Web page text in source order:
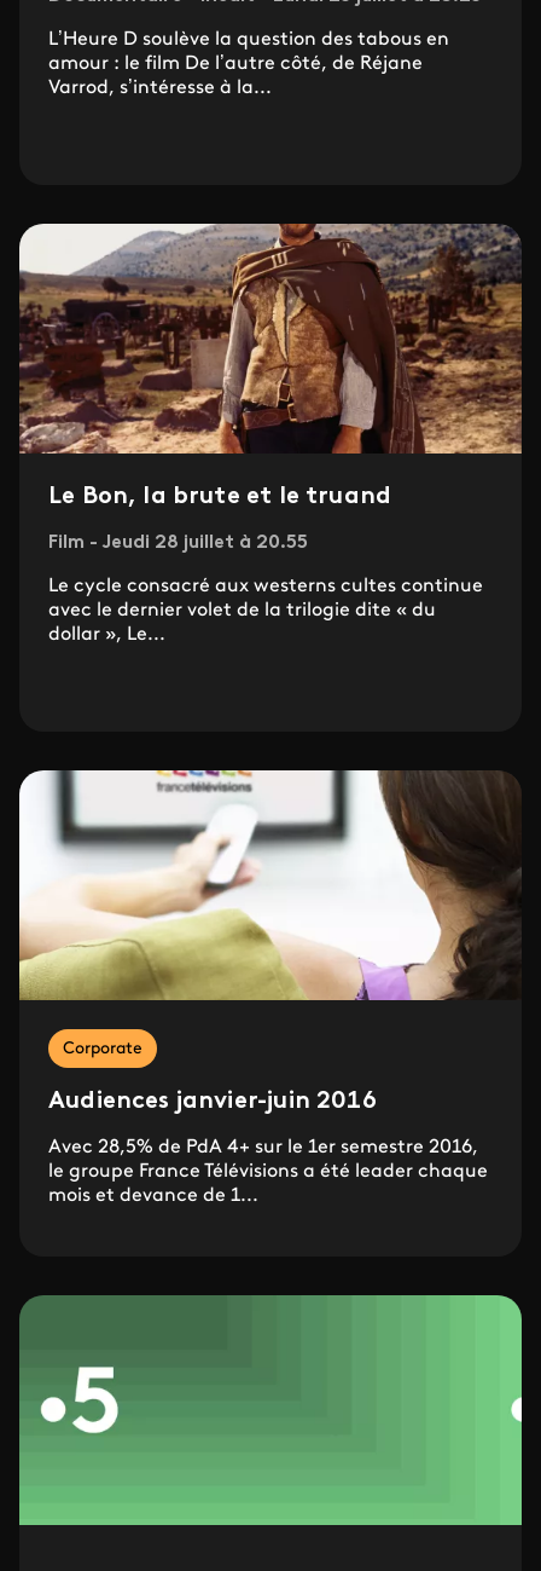
L’Heure D soulève la question des tabous en
amour : le film De l’autre côté, de Réjane
Varrod, s’intéresse à la...
Le Bon, la brute et le truand
Film - Jeudi 28 juillet à 20.55
Le cycle consacré aux westerns cultes continue
avec le dernier volet de la trilogie dite « du
dollar », Le...
Corporate
Audiences janvier-juin 2016
Avec 28,5% de PdA 4+ sur le 1er semestre 2016,
le groupe France Télévisions a été leader chaque
mois et devance de 1...